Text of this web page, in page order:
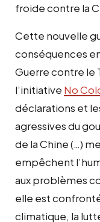
froide contre la
Cette nouvelle
conséquences
Guerre contre le
l’initiative No
déclarations et
agressives du
de la Chine (…)
empêchent
aux problèmes
elle est
climatique, la